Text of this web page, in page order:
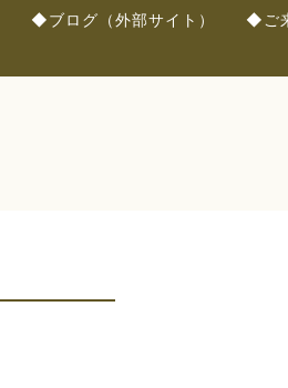
◆ブログ（外部サイト）
◆ご